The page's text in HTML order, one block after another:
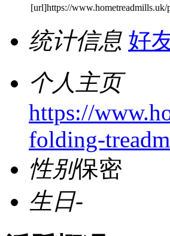
[url]https://
统计信息 好
个人主页
https://
folding-
性别保密
生日-